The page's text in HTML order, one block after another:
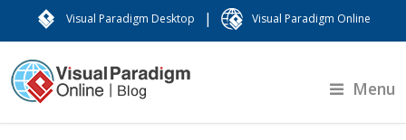
Visual Paradigm Desktop | Visual Paradigm Online
Menu